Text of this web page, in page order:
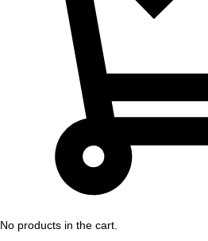
No products in the cart.